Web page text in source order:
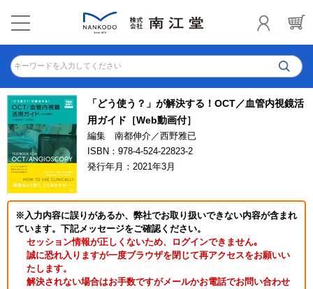
キーワードを入力してください
「どう使う？」が解決する！OCT／血管内視鏡活
用ガイド［Web動画付］
編集 南都伸介／西野雅已
ISBN：978-4-524-22823-2
発行年月：2021年3月
※入力内容に誤りがあるか、弊社でお取り扱いできない内容が含まれ
ています。下記メッセージをご確認ください。
セッション情報が正しくないため、ログインできません｡
誠に恐れ入りますが一度ブラウザを閉じて再アクセスをお願いい
たします。
解決されない場合はお手数ですがメールかお電話でお問い合わせ